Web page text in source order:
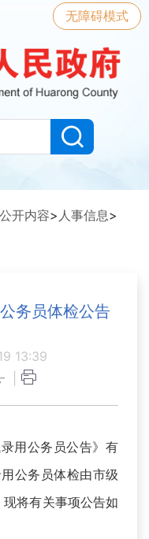
无障碍模式
开内容> 人事信息>
务员体检公告
13:39
用公务员公告》有
公务员体检由市级
将有关事项公告如